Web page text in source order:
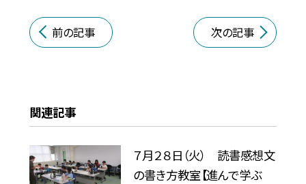
前の記事 次の記事
関連記事
７月２８日（火） 読書感想文
の書き方教室【進んで学ぶ